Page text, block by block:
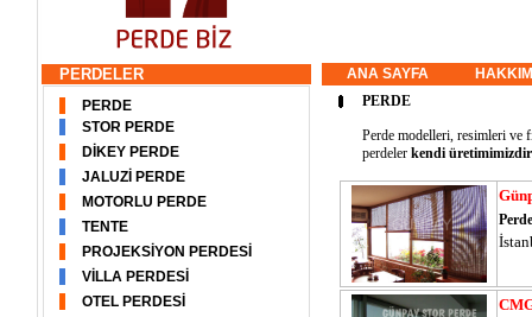
PERDELER
PERDE
STOR PERDE
DİKEY PERDE
JALUZİ PERDE
MOTORLU PERDE
TENTE
PROJEKSİYON PERDESİ
VİLLA PERDESİ
OTEL PERDESİ
ANA SAYFA
PERDE
Perde modelleri, resimleri ve
perdeler kendi üretimimizdir